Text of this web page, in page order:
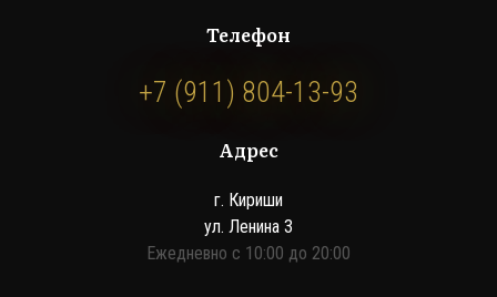
Телефон
+7 (911) 804-13-93
Адрес
г. Кириши
ул. Ленина 3
Ежедневно с 10:00 до 20:00